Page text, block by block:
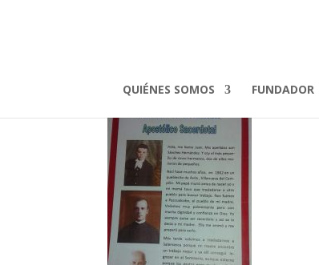
QUIÉNES SOMOS FUNDADOR